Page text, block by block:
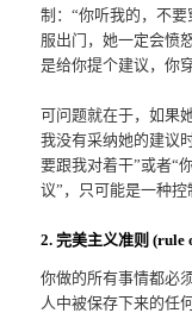
制：“你听我的，不
服出门，她一定会愤
是给你提个建议，你
可问题就在于，如果
我没有采纳她的建议
要跟我对着干”或者“
议”，只可能是一种控
2. 完美主义准则 (rule
你做的所有事情都必
人中被保存下来的任